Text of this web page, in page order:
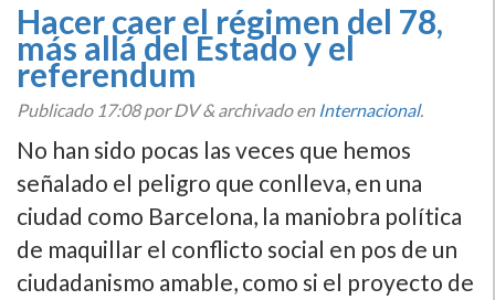
Hacer caer el régimen del 78,
más allá del Estado y el
referendum
Publicado 17:08por DV&archivado en Internacional.
No han sido pocas las veces que hemos
señalado el peligro que conlleva, en una
ciudad como Barcelona, la maniobra polí­tica
de maquillar el conflicto social en pos de un
ciudadanismo amable, como si el proyecto de